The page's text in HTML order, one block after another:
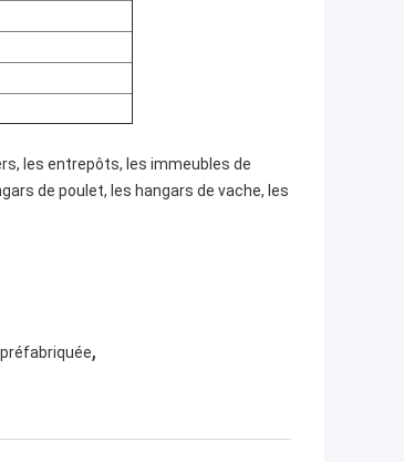
les entrepôts, les immeubles de
de poulet, les hangars de vache, les
,